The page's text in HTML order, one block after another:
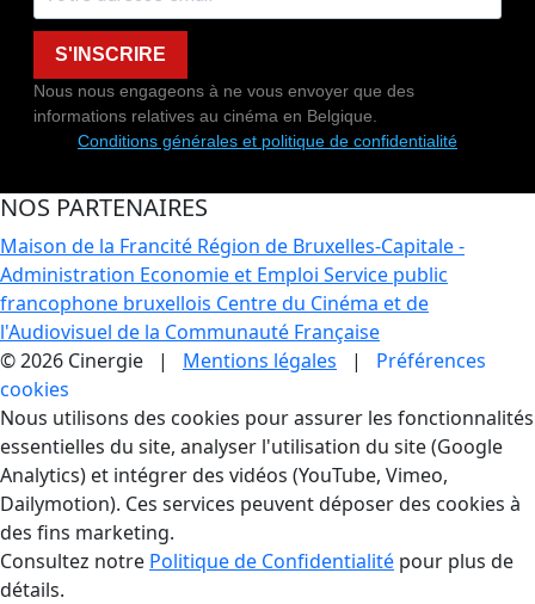
S'INSCRIRE
Nous nous engageons à ne vous envoyer que des
informations relatives au cinéma en Belgique.
Conditions générales et politique de confidentialité
NOS PARTENAIRES
Maison de la Francité Région de Bruxelles-Capitale -
Administration Economie et Emploi Service public
francophone bruxellois Centre du Cinéma et de
l'Audiovisuel de la Communauté Française
© 2026 Cinergie | Mentions légales | Préférences
cookies
Gestion des Cookies
Nous utilisons des cookies pour assurer les fonctionnalités
essentielles du site, analyser l'utilisation du site (Google
Analytics) et intégrer des vidéos (YouTube, Vimeo,
Dailymotion). Ces services peuvent déposer des cookies à
des fins marketing.
Consultez notre Politique de Confidentialité pour plus de
détails.